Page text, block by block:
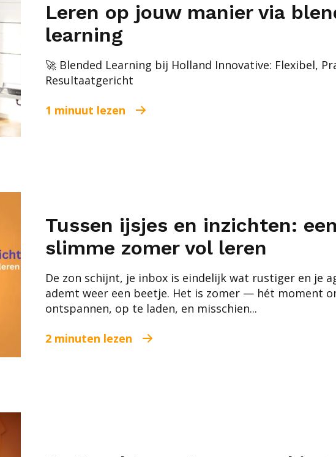
Leren op jouw manier via
learning
🚀 Blended Learning bij Holland Innovative: Flexibel,
Resultaatgericht
1 minuut lezen
Tussen ijsjes en inzichten: een
slimme zomer vol leren
De zon schijnt, je inbox is eindelijk wat rustiger en je
ademt weer een beetje. Het is zomer — hét moment
ontspannen, op te laden, en misschien...
2 minuten lezen